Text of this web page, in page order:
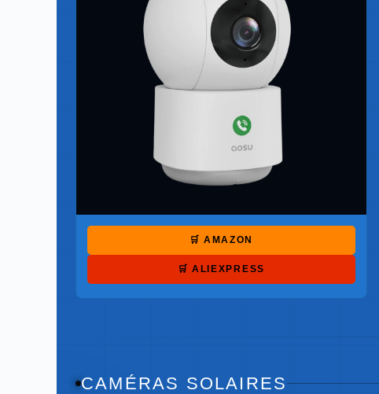
🛒 AMAZON
🛒 ALIEXPRESS
CAMÉRAS SOLAIRES